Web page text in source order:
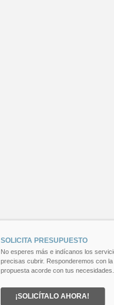
SOLICITA PRESUPUESTO
No esperes más e indícanos los
precisas cubrir. Responderemos con la
propuesta acorde con tus necesidades.
¡SOLICÍTALO AHORA!